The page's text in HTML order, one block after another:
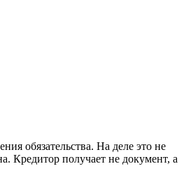
обязательства. На деле это не
Кредитор получает не документ, а